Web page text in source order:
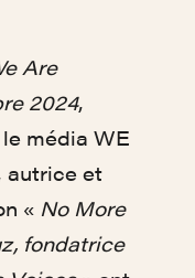
Are
2024,
média WE
autrice et
« No More
fondatrice